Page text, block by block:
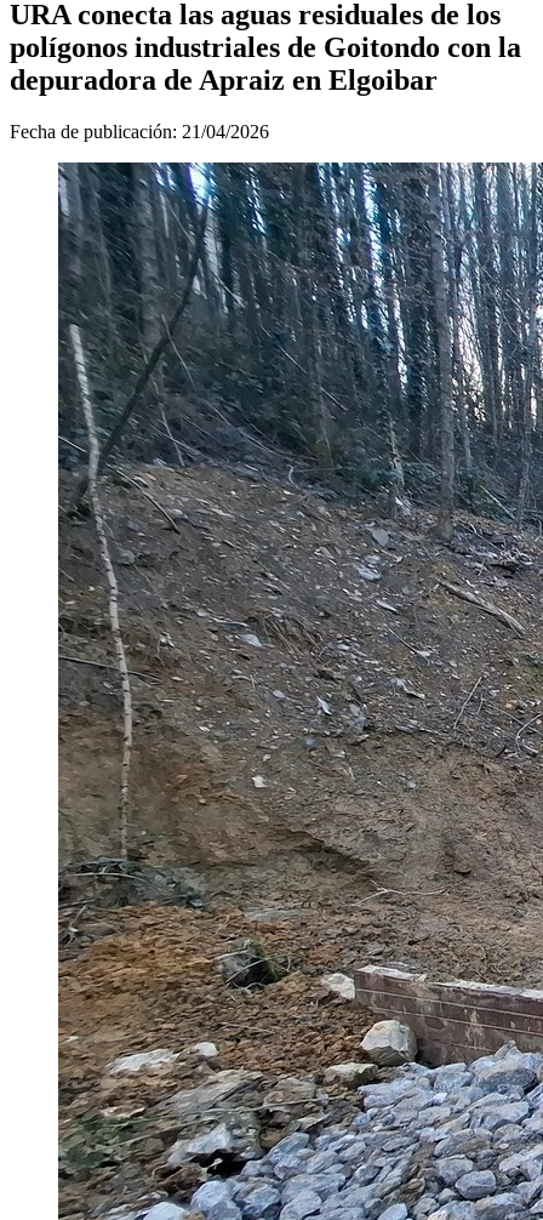
URA conecta las aguas residuales de los
polígonos industriales de Goitondo con la
depuradora de Apraiz en Elgoibar
Fecha de publicación: 21/04/2026